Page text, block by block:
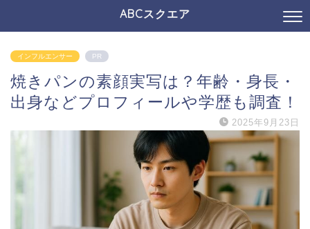
ABCスクエア
インフルエンサー PR
焼きパンの素顔実写は？年齢・身長・
出身などプロフィールや学歴も調査！
2025年9月23日